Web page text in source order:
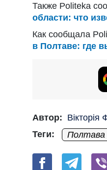
Также Politeka
области: что
Как сообщала
в Полтаве: где
Автор: Вікторія
Теги:
Полтава